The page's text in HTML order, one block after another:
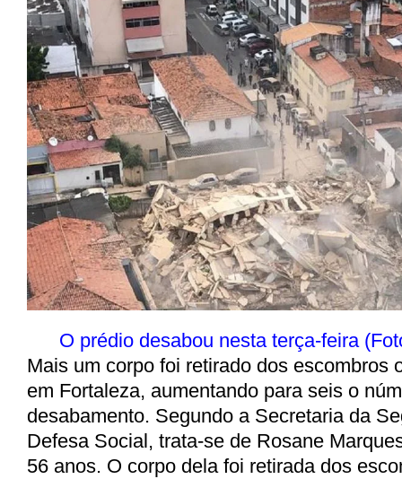
O prédio desabou nesta terça-feira
Mais um corpo foi retirado dos escombros
em Fortaleza, aumentando para seis o
desabamento. Segundo a Secretaria da
Defesa Social, trata-se de Rosane
56 anos. O corpo dela foi retirada dos